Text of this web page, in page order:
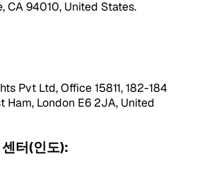
CA 94010, United States.
Pvt Ltd, Office 15811, 182-184
Ham, London E6 2JA, United
터(인도):